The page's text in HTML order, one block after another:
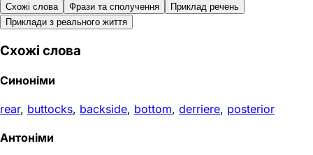
Схожі слова Фрази та сполучення
Приклад речень
Приклади з реального життя
Схожі слова
Синоніми
rear, buttocks, backside, bottom, derriere, posterior
Антоніми